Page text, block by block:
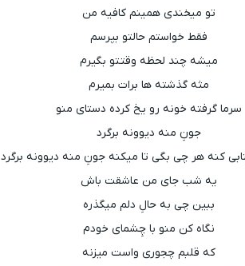
تو میخندى همینم کافیه من
فقط خواستم حالتو بپرسم
میشه چند لحظه وقتتو بگیرم
مثه گذشته ها برات بمیرم
سرما گرفته خونه رو یخ کرده دستاى منو
جونِ منه دیوونه برگرد
کنه هر چى بگى تا میکنه جونِ منه دیوونه برگرد
یه شب جاى من عاشقت باش
ببین چى به حالِ دلم میگذره
نگاه کن منو با چِشماى خودم
که قلبم چجورى واست میزنه